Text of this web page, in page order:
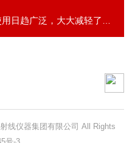
泛，大大减轻了检测人员的劳动强度
线仪器集团有限公司 All Rights